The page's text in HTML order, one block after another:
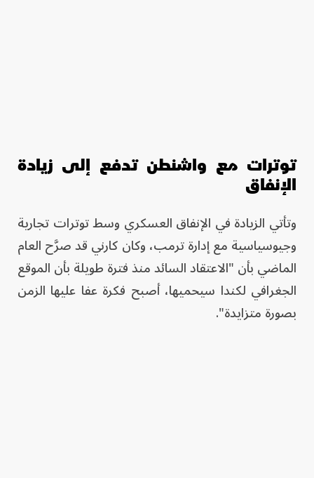
توترات مع واشنطن تدفع إلى زيادة
الإنفاق
وتأتي الزيادة في الإنفاق العسكري وسط توترات تجارية
وجيوسياسية مع إدارة ترمب، وكان كارني قد صرَّح العام
الماضي بأن "الاعتقاد السائد منذ فترة طويلة بأن الموقع
الجغرافي لكندا سيحميها، أصبح فكرة عفا عليها الزمن
بصورة متزايدة".